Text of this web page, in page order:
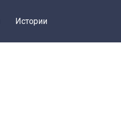
Истории